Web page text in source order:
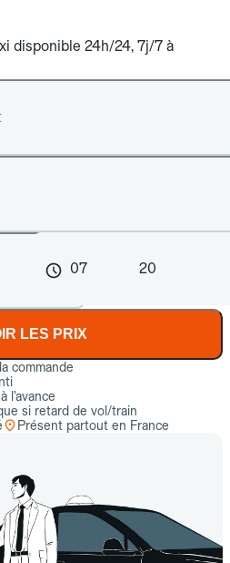
disponible 24h/24, 7j/7 à
07 20
LES PRIX
commande
l’avance
si retard de vol/train
Présent partout en France